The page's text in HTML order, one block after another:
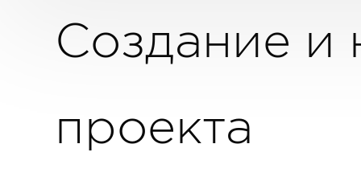
Создание и
проекта